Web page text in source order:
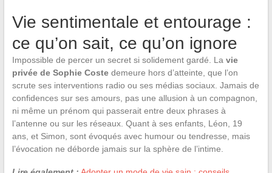
Vie sentimentale et entourage :
ce qu’on sait, ce qu’on ignore
Impossible de percer un secret si solidement gardé. La vie
privée de Sophie Costedemeure hors d’atteinte, que l’on
scrute ses interventions radio ou ses médias sociaux. Jamais de
confidences sur ses amours, pas une allusion à un compagnon,
ni même un prénom qui passerait entre deux phrases à
l’antenne ou sur les réseaux. Quant à ses enfants, Léon, 19
ans, et Simon, sont évoqués avec humour ou tendresse, mais
l’évocation ne déborde jamais sur la sphère de l’intime.